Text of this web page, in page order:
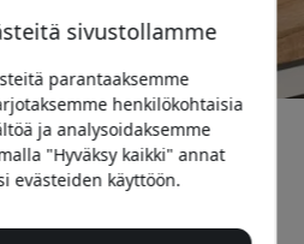
sivustollamme
parantaaksemme
henkilökohtaisia
ja analysoidaksemme
"Hyväksy kaikki" annat
evästeiden käyttöön.